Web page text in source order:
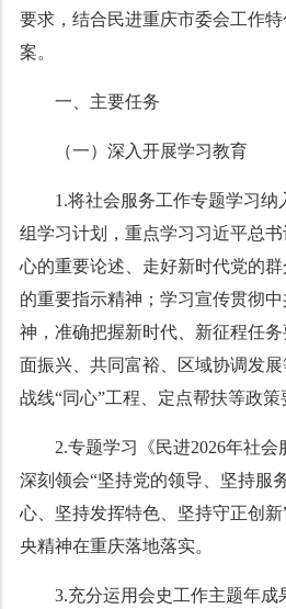
要求，结合民进重庆市委会工作
案。
一、主要任务
（一）深入开展学习教育
1.将社会服务工作专题学习
组学习计划，重点学习习近平总
心的重要论述、走好新时代党的
的重要指示精神；学习宣传贯彻
神，准确把握新时代、新征程任
面振兴、共同富裕、区域协调发
战线“同心”工程、定点帮扶等政策
2.专题学习《民进2026年社会
深刻领会“坚持党的领导、坚持服
心、坚持发挥特色、坚持守正创
央精神在重庆落地落实。
3.充分运用会史工作主题年